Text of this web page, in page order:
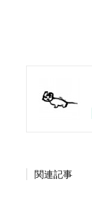
関連記事